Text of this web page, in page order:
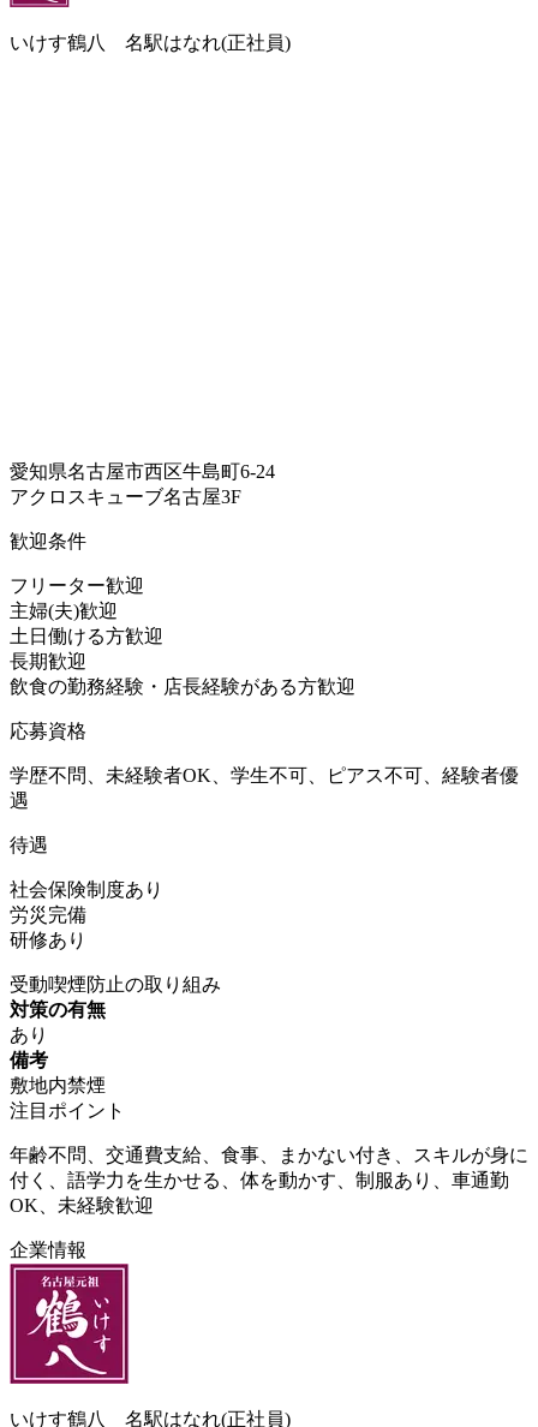
いけす鶴八 名駅はなれ(正社員)
愛知県名古屋市西区牛島町6-24
アクロスキューブ名古屋3F
歓迎条件
フリーター歓迎
主婦(夫)歓迎
土日働ける方歓迎
長期歓迎
飲食の勤務経験・店長経験がある方歓迎
応募資格
学歴不問、未経験者OK、学生不可、ピアス不可、経験者優
遇
待遇
社会保険制度あり
労災完備
研修あり
受動喫煙防止の取り組み
対策の有無
あり
備考
敷地内禁煙
注目ポイント
年齢不問、交通費支給、食事、まかない付き、スキルが身に
付く、語学力を生かせる、体を動かす、制服あり、車通勤
OK、未経験歓迎
企業情報
いけす鶴八 名駅はなれ(正社員)